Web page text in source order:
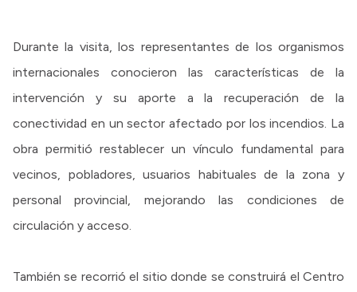
Durante la visita, los representantes de los organismos
internacionales conocieron las características de la
intervención y su aporte a la recuperación de la
conectividad en un sector afectado por los incendios. La
obra permitió restablecer un vínculo fundamental para
vecinos, pobladores, usuarios habituales de la zona y
personal provincial, mejorando las condiciones de
circulación y acceso.
También se recorrió el sitio donde se construirá el Centro